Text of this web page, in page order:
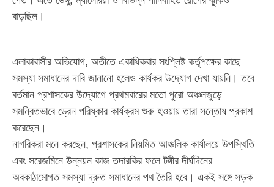
বাড়ছিল।
এলাকাবাসীর অভিযোগ, অতীতে একাধিকবার সংশ্লিষ্ট কর্তৃপক্ষের কাছে
সমস্যা সমাধানের দাবি জানানো হলেও কার্যকর উদ্যোগ দেখা যায়নি। তবে
বর্তমান প্রশাসকের উদ্যোগে প্রথমবারের মতো পুরো অঞ্চলজুড়ে
সমন্বিতভাবে ড্রেন পরিষ্কার কার্যক্রম শুরু হওয়ায় তারা সন্তোষ প্রকাশ
করেছেন।
নাগরিকরা মনে করছেন, প্রশাসকের নিয়মিত আঞ্চলিক কার্যালয়ে উপস্থিতি
এবং সরেজমিনে উন্নয়ন কাজ তদারকির ফলে টঙ্গীর দীর্ঘদিনের
অবকাঠামোগত সমস্যা দ্রুত সমাধানের পথ তৈরি হবে। একই সঙ্গে সড়ক